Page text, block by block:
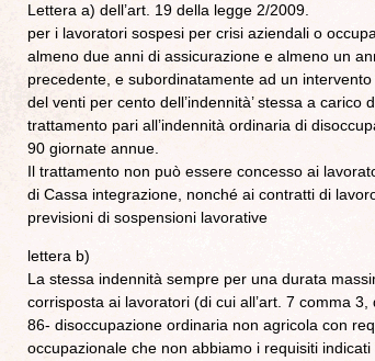
Lettera a) dell’art. 19 della legge 2/2009.
per i lavoratori sospesi per crisi aziendali o
almeno due anni di assicurazione e almeno un
precedente, e subordinatamente ad un
del venti per cento dell’indennità’ stessa a carico
trattamento pari all’indennità ordinaria di
90 giornate annue.
Il trattamento non può essere concesso ai
di Cassa integrazione, nonché ai contratti di
previsioni di sospensioni lavorative
lettera b)
La stessa indennità sempre per una durata
corrisposta ai lavoratori (di cui all’art. 7 comma
86- disoccupazione ordinaria non agricola con
occupazionale che non abbiamo i requisiti